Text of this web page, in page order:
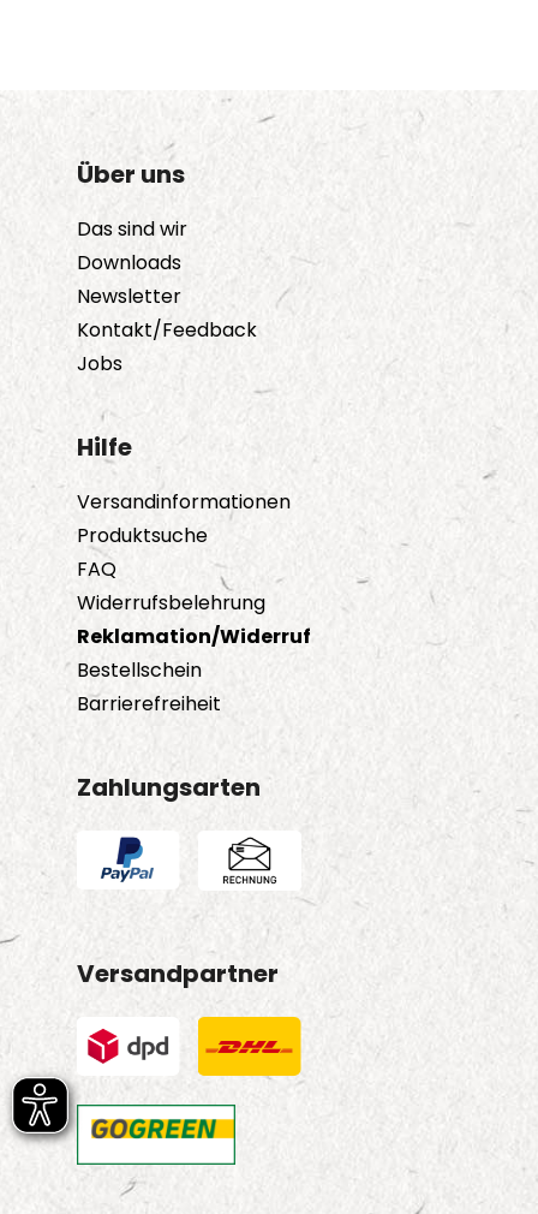
Über uns
Das sind wir
Downloads
Newsletter
Kontakt/Feedback
Jobs
Hilfe
Versandinformationen
Produktsuche
FAQ
Widerrufsbelehrung
Reklamation/Widerruf
Bestellschein
Barrierefreiheit
Zahlungsarten
Versandpartner